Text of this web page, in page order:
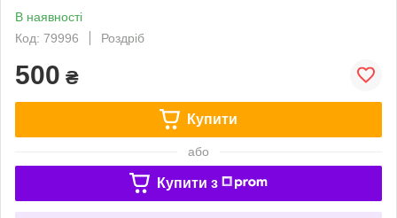
В наявності
Код: 79996
Роздріб
500 ₴
Купити
або
Купити з